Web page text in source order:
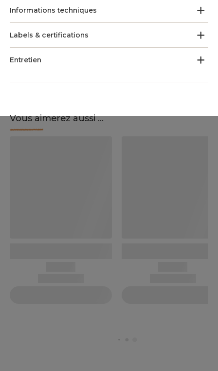
Informations techniques
Labels & certifications
Entretien
Vous aimerez aussi ...